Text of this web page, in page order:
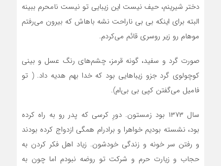
دختر شیرینم، حیف نیست این زیبایی تو نیست نامحرم ببینه
البته برای اینکه بی بی ناراحت نشه باهاش که بیرون می‌رفتم
موهام رو زیر روسری قائم می‌کردم.
صورت گرد و سفید، گونه قرمز، چشم‌های رنگ عسل و بینی
کوچولوی گرد جزو زیباهایی بود که خدا بهم هدیه داد. ( تو
فامیل می‌گفتن کپی بی بی‌ام).
سال ۱۳۷۳ بود زمستون. دورِ کرسی که پدر رو به راه کرده
بود، نشسته بودیم خواهرا و برادرام همگی ازدواج کرده بودند
و رفتن سر خونه و زندگی خودشون. زیاد اهل فکر کردن به
حجاب و زیارت حرم و شرکت تو روضه نبودم اما چون به